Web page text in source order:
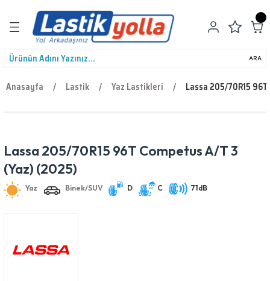
Geri Dön
ARA
Anasayfa Lastik Yaz Lastikleri Lassa 205/70R15
Lassa 205/70R15 96T Competus A/T 3
(Yaz) (2025)
Yaz Binek/SUV D C 71dB